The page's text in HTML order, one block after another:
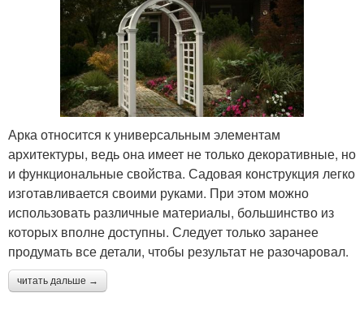
Арка относится к универсальным элементам
архитектуры, ведь она имеет не только декоративные, но
и функциональные свойства. Садовая конструкция легко
изготавливается своими руками. При этом можно
использовать различные материалы, большинство из
которых вполне доступны. Следует только заранее
продумать все детали, чтобы результат не разочаровал.
читать дальше →